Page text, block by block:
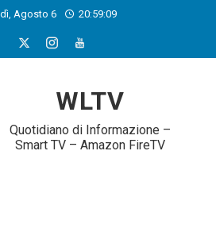
Agosto 6 20:59:09
WLTV
Quotidiano di Informazione –
Smart TV – Amazon FireTV